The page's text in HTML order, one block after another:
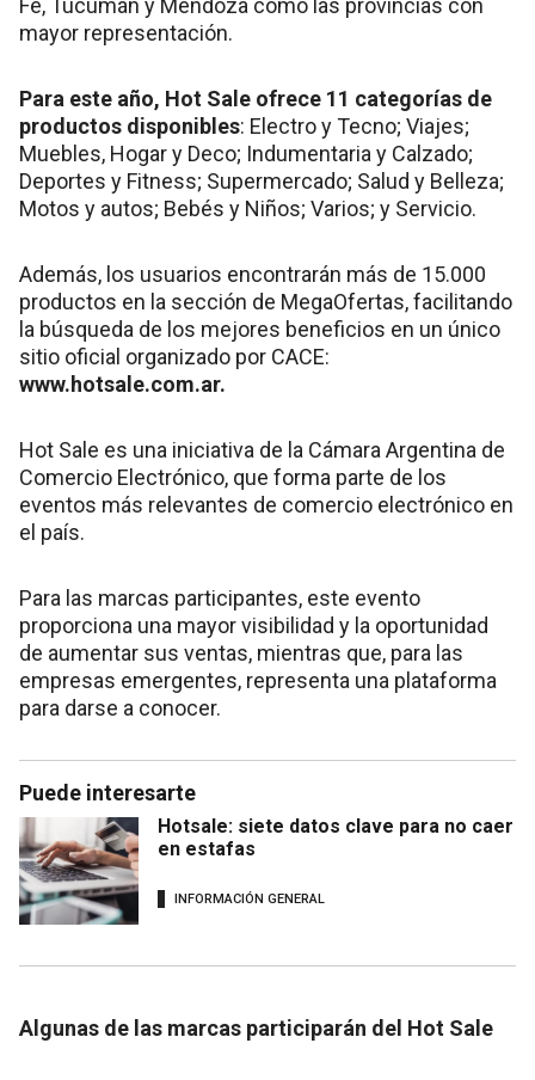
Fe, Tucumán y Mendoza como las provincias con
mayor representación.
Para este año, Hot Sale ofrece 11 categorías de
productos disponibles: Electro y Tecno; Viajes;
Muebles, Hogar y Deco; Indumentaria y Calzado;
Deportes y Fitness; Supermercado; Salud y Belleza;
Motos y autos; Bebés y Niños; Varios; y Servicio.
Además, los usuarios encontrarán más de 15.000
productos en la sección de MegaOfertas, facilitando
la búsqueda de los mejores beneficios en un único
sitio oficial organizado por CACE:
www.hotsale.com.ar.
Hot Sale es una iniciativa de la Cámara Argentina de
Comercio Electrónico, que forma parte de los
eventos más relevantes de comercio electrónico en
el país.
Para las marcas participantes, este evento
proporciona una mayor visibilidad y la oportunidad
de aumentar sus ventas, mientras que, para las
empresas emergentes, representa una plataforma
para darse a conocer.
Puede interesarte
Hotsale: siete datos clave para no caer
en estafas
INFORMACIÓN GENERAL
Algunas de las marcas participarán del Hot Sale